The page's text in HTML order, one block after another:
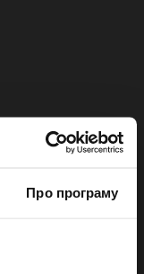
Про програму